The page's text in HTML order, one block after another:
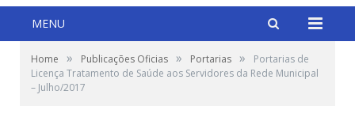
MENU
Home » Publicações Oficias » Portarias »
Portarias de
Licença Tratamento de Saúde aos Servidores da Rede Municipal
– Julho/2017